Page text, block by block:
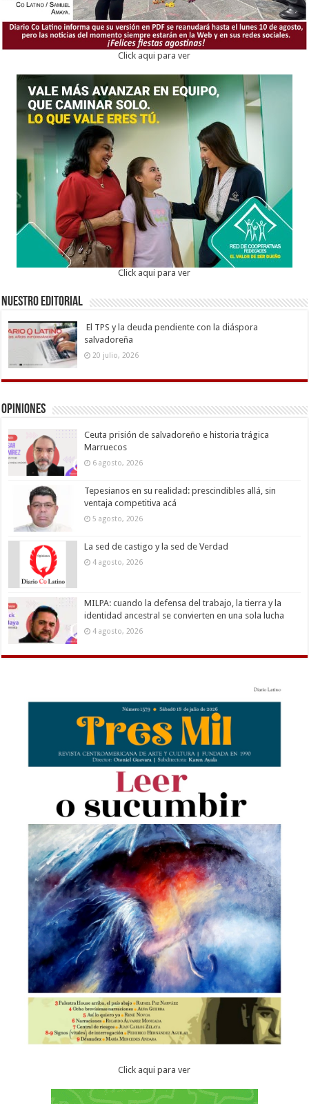
Click aqui para ver
Click aqui para ver
Nuestro Editorial
El TPS y la deuda pendiente con la diáspora
salvadoreña
20 julio, 2026
Opiniones
Ceuta prisión de salvadoreño e historia trágica
Marruecos
6 agosto, 2026
Tepesianos en su realidad: prescindibles allá, sin
ventaja competitiva acá
5 agosto, 2026
La sed de castigo y la sed de Verdad
4 agosto, 2026
MILPA: cuando la defensa del trabajo, la tierra y la
identidad ancestral se convierten en una sola lucha
4 agosto, 2026
Click aqui para ver